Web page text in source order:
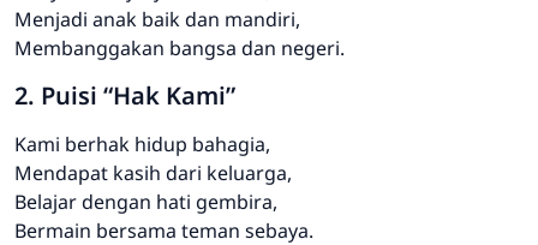
Menjadi anak baik dan mandiri,
Membanggakan bangsa dan negeri.
2. Puisi “Hak Kami”
Kami berhak hidup bahagia,
Mendapat kasih dari keluarga,
Belajar dengan hati gembira,
Bermain bersama teman sebaya.